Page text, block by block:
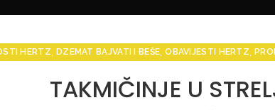
HERTZ DZEMAT BAJVATI I BEŠE ,OBAVIJESTI HERTZ ,
TAKMIČINJE U